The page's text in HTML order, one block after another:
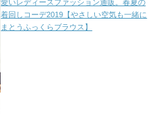
愛いレディースファッション通販。春夏の
着回しコーデ2019【やさしい空気も一緒に
まとうふっくらブラウス】